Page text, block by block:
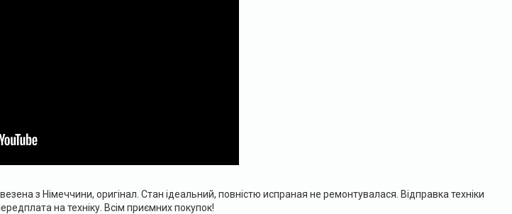
з Німеччини, оригінал. Стан ідеальний, повністю испраная не ремонтувалася. Відправка техніки
на техніку. Всім приємних покупок!